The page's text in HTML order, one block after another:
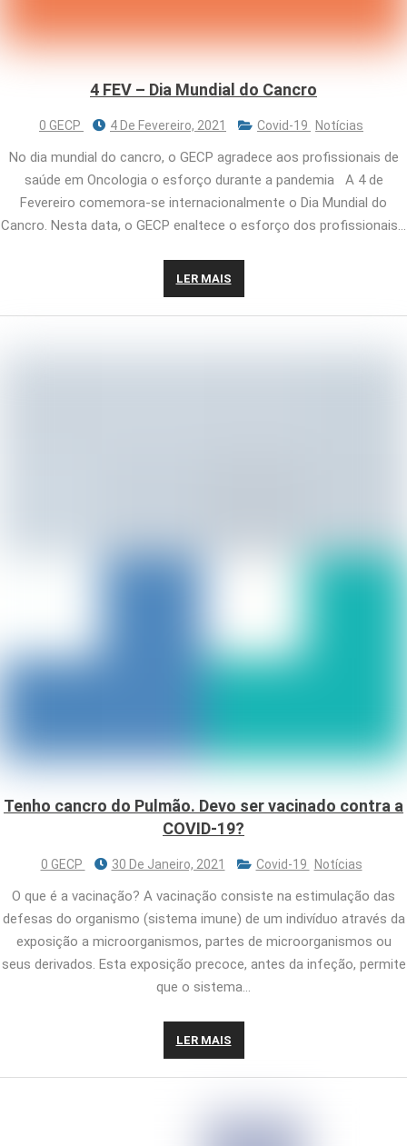
4 FEV – Dia Mundial do Cancro
0 GECP 4 De Fevereiro, 2021 Covid-19 Notícias
No dia mundial do cancro, o GECP agradece aos profissionais de
saúde em Oncologia o esforço durante a pandemia A 4 de
Fevereiro comemora-se internacionalmente o Dia Mundial do
Cancro. Nesta data, o GECP enaltece o esforço dos profissionais…
LER MAIS
Tenho cancro do Pulmão. Devo ser vacinado contra a
COVID-19?
0 GECP 30 De Janeiro, 2021 Covid-19 Notícias
O que é a vacinação? A vacinação consiste na estimulação das
defesas do organismo (sistema imune) de um indivíduo através da
exposição a microorganismos, partes de microorganismos ou
seus derivados. Esta exposição precoce, antes da infeção, permite
que o sistema…
LER MAIS